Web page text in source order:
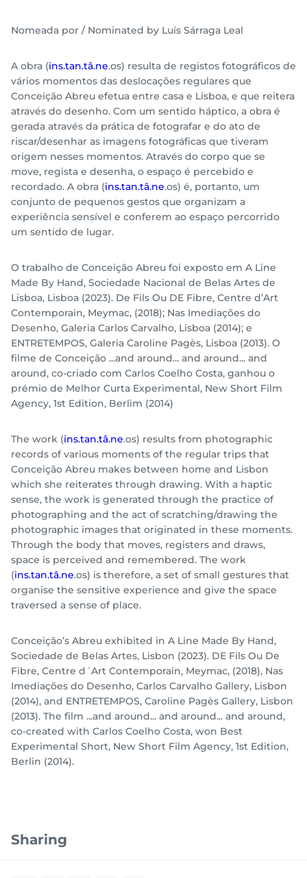
Nomeada por / Nominated by Luís Sárraga Leal
A obra (ins.tan.tâ.ne.os) resulta de registos fotográficos de
vários momentos das deslocações regulares que
Conceição Abreu efetua entre casa e Lisboa, e que reitera
através do desenho. Com um sentido háptico, a obra é
gerada através da prática de fotografar e do ato de
riscar/desenhar as imagens fotográficas que tiveram
origem nesses momentos. Através do corpo que se
move, regista e desenha, o espaço é percebido e
recordado. A obra (ins.tan.tâ.ne.os) é, portanto, um
conjunto de pequenos gestos que organizam a
experiência sensível e conferem ao espaço percorrido
um sentido de lugar.
O trabalho de Conceição Abreu foi exposto em A Line
Made By Hand, Sociedade Nacional de Belas Artes de
Lisboa, Lisboa (2023). De Fils Ou DE Fibre, Centre d’Art
Contemporain, Meymac, (2018); Nas Imediações do
Desenho, Galeria Carlos Carvalho, Lisboa (2014); e
ENTRETEMPOS, Galeria Caroline Pagès, Lisboa (2013). O
filme de Conceição ...and around... and around... and
around, co-criado com Carlos Coelho Costa, ganhou o
prémio de Melhor Curta Experimental, New Short Film
Agency, 1st Edition, Berlim (2014)
The work (ins.tan.tâ.ne.os) results from photographic
records of various moments of the regular trips that
Conceição Abreu makes between home and Lisbon
which she reiterates through drawing. With a haptic
sense, the work is generated through the practice of
photographing and the act of scratching/drawing the
photographic images that originated in these moments.
Through the body that moves, registers and draws,
space is perceived and remembered. The work
(ins.tan.tâ.ne.os) is therefore, a set of small gestures that
organise the sensitive experience and give the space
traversed a sense of place.
Conceição’s Abreu exhibited in A Line Made By Hand,
Sociedade de Belas Artes, Lisbon (2023). DE Fils Ou De
Fibre, Centre d´Art Contemporain, Meymac, (2018), Nas
Imediações do Desenho, Carlos Carvalho Gallery, Lisbon
(2014), and ENTRETEMPOS, Caroline Pagès Gallery, Lisbon
(2013). The film ...and around... and around... and around,
co-created with Carlos Coelho Costa, won Best
Experimental Short, New Short Film Agency, 1st Edition,
Berlin (2014).
Sharing